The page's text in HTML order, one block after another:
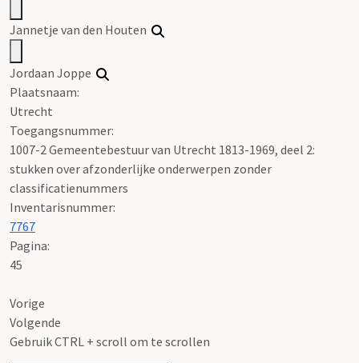
Jannetje van den Houten
Jordaan Joppe
Plaatsnaam:
Utrecht
Toegangsnummer:
1007-2 Gemeentebestuur van Utrecht 1813-1969, deel 2:
stukken over afzonderlijke onderwerpen zonder
classificatienummers
Inventarisnummer:
7767
Pagina:
45
Vorige
Volgende
Gebruik CTRL + scroll om te scrollen